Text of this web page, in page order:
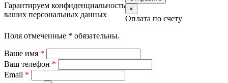
Гарантируем конфиденциальность
ваших персональных данных
×
Оплата по счету
Поля отмеченные * обязательны.
Ваше имя *
Ваш телефон *
Email *